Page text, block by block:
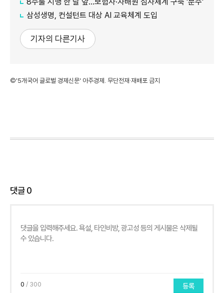
삼성생명, 컨설턴트 대상 AI 교육체계 도입
기자의 다른기사
©'5개국어 글로벌 경제신문' 아주경제. 무단전재·재배포 금지
댓글0
0 / 300 등록